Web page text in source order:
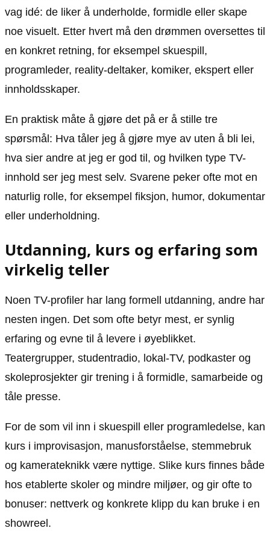
vag idé: de liker å underholde, formidle eller skape
noe visuelt. Etter hvert må den drømmen oversettes til
en konkret retning, for eksempel skuespill,
programleder, reality-deltaker, komiker, ekspert eller
innholdsskaper.
En praktisk måte å gjøre det på er å stille tre
spørsmål: Hva tåler jeg å gjøre mye av uten å bli lei,
hva sier andre at jeg er god til, og hvilken type TV-
innhold ser jeg mest selv. Svarene peker ofte mot en
naturlig rolle, for eksempel fiksjon, humor, dokumentar
eller underholdning.
Utdanning, kurs og erfaring som
virkelig teller
Noen TV-profiler har lang formell utdanning, andre har
nesten ingen. Det som ofte betyr mest, er synlig
erfaring og evne til å levere i øyeblikket.
Teatergrupper, studentradio, lokal-TV, podkaster og
skoleprosjekter gir trening i å formidle, samarbeide og
tåle presse.
For de som vil inn i skuespill eller programledelse, kan
kurs i improvisasjon, manusforståelse, stemmebruk
og kamera­teknikk være nyttige. Slike kurs finnes både
hos etablerte skoler og mindre miljøer, og gir ofte to
bonuser: nettverk og konkrete klipp du kan bruke i en
showreel.